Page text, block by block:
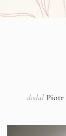
dodał Piotr